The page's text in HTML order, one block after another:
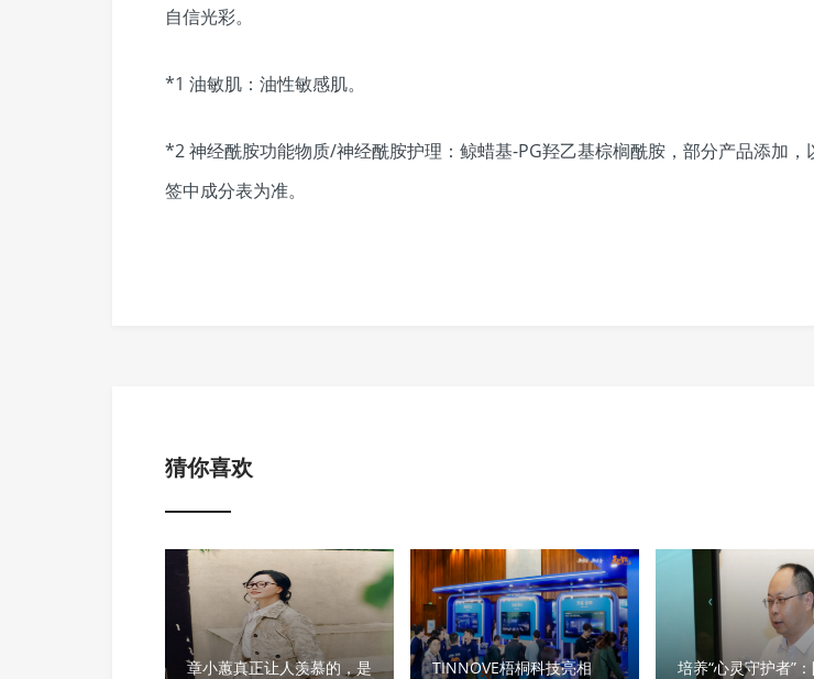
自信光彩。
*1 油敏肌：油性敏感肌。
*2 神经酰胺功能物质/神经酰胺护理：鲸蜡基-PG羟乙基棕榈酰胺，部分产品添加，
签中成分表为准。
猜你喜欢
章小蕙真正让人羡慕的，是
TINNOVE梧桐科技亮相
培养“心灵守护者”